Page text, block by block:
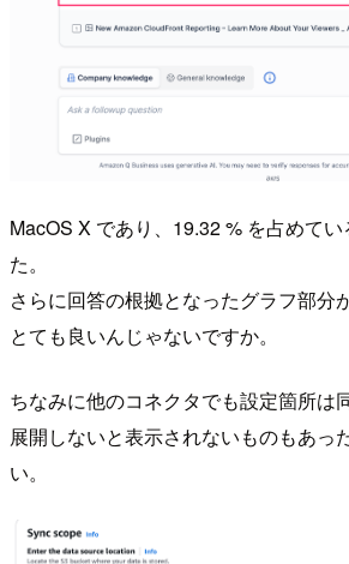
MacOS X であり、19.32 % を占めて
た。
さらに回答の根拠となったグラフ部分
とても良いんじゃないですか。
ちなみに他のコネクタでも設定箇所は
展開しないと表示されないものもあっ
い。